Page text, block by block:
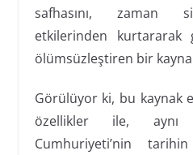
safhasını, zaman
etkilerinden kurtararak
ölümsüzleştiren bir
Görülüyor ki, bu kaynak
özellikler ile, aynı
Cumhuriyeti’nin